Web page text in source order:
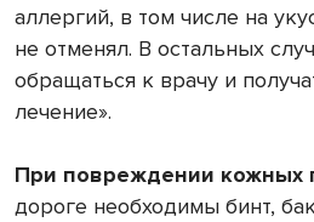
аллергий, в том числе на
не отменял. В остальных
обращаться к врачу и
лечение».
При повреждении кожных
дороге необходимы бинт,